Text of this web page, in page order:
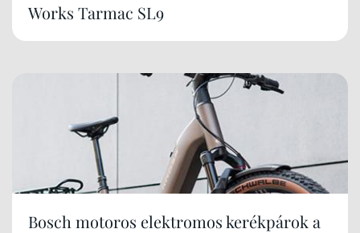
Works Tarmac SL9
Bosch motoros elektromos kerékpárok a